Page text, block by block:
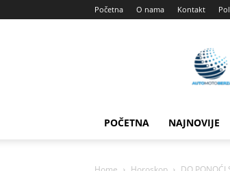
Početna O nama Kontakt
POČETNA NAJNOVIJE